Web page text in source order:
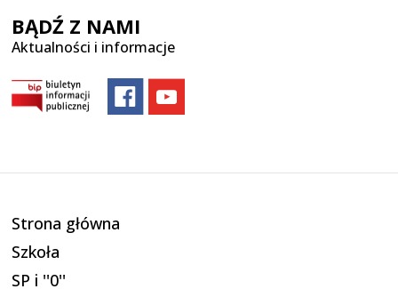
BĄDŹ Z NAMI
Aktualności i informacje
Strona główna
Szkoła
SP i ''0''